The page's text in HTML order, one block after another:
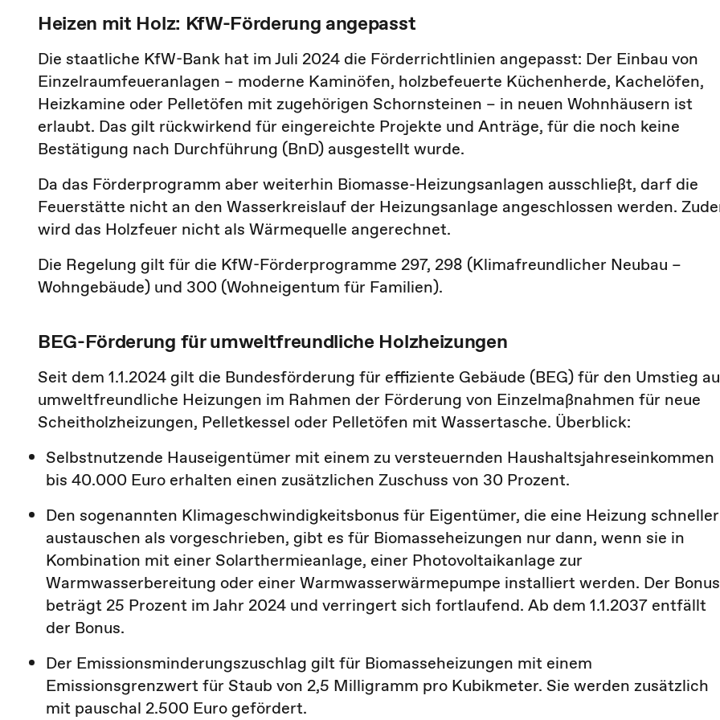
Heizen mit Holz: KfW-Förderung angepasst
Die staatliche KfW-Bank hat im Juli 2024 die Förderrichtlinien angepasst: Der Einbau von
Einzelraumfeueranlagen – moderne Kaminöfen, holzbefeuerte Küchenherde, Kachelöfen,
Heizkamine oder Pelletöfen mit zugehörigen Schornsteinen – in neuen Wohnhäusern ist
erlaubt. Das gilt rückwirkend für eingereichte Projekte und Anträge, für die noch keine
Bestätigung nach Durchführung (BnD) ausgestellt wurde.
Da das Förderprogramm aber weiterhin Biomasse-Heizungsanlagen ausschließt, darf die
Feuerstätte nicht an den Wasserkreislauf der Heizungsanlage angeschlossen werden.
wird das Holzfeuer nicht als Wärmequelle angerechnet.
Die Regelung gilt für die KfW-Förderprogramme 297, 298 (Klimafreundlicher Neubau –
Wohngebäude) und 300 (Wohneigentum für Familien).
BEG-Förderung für umweltfreundliche Holzheizungen
Seit dem 1.1.2024 gilt die Bundesförderung für effiziente Gebäude (BEG) für den Umstieg
umweltfreundliche Heizungen im Rahmen der Förderung von Einzelmaßnahmen für neue
Scheitholzheizungen, Pelletkessel oder Pelletöfen mit Wassertasche. Überblick:
Selbstnutzende Hauseigentümer mit einem zu versteuernden Haushaltsjahreseinkommen
bis 40.000 Euro erhalten einen zusätzlichen Zuschuss von 30 Prozent.
Den sogenannten Klimageschwindigkeitsbonus für Eigentümer, die eine Heizung schneller
austauschen als vorgeschrieben, gibt es für Biomasseheizungen nur dann, wenn sie in
Kombination mit einer Solarthermieanlage, einer Photovoltaikanlage zur
Warmwasserbereitung oder einer Warmwasserwärmepumpe installiert werden. Der Bonus
beträgt 25 Prozent im Jahr 2024 und verringert sich fortlaufend. Ab dem 1.1.2037 entfällt
der Bonus.
Der Emissionsminderungszuschlag gilt für Biomasseheizungen mit einem
Emissionsgrenzwert für Staub von 2,5 Milligramm pro Kubikmeter. Sie werden zusätzlich
mit pauschal 2.500 Euro gefördert.